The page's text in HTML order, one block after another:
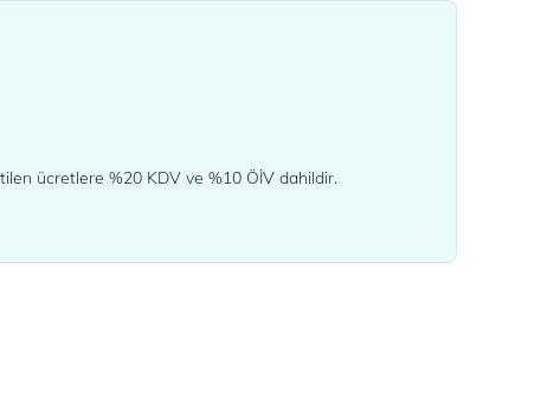
ücretlere %20 KDV ve %10 ÖİV dahildir.